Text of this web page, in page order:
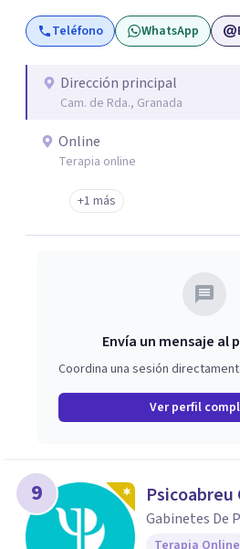
una intervención tanto de manera
grupal.Teléfono WhatsApp
Dirección principal
Cam. de Rda., Granada
Online
Terapia online
+1 más
Envía un mensaje al
Coordina una sesión
Ver perfil
9 Psicoabreu
Gabinetes De
Terapia Online